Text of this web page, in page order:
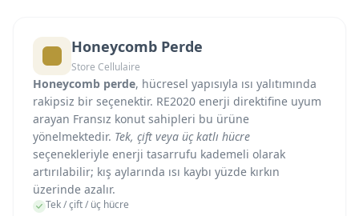
Honeycomb Perde
Store Cellulaire
Honeycomb perde, hücresel yapısıyla ısı yalıtımında
rakipsiz bir seçenektir. RE2020 enerji direktifine uyum
arayan Fransız konut sahipleri bu ürüne
yönelmektedir. Tek, çift veya üç katlı hücre
seçenekleriyle enerji tasarrufu kademeli olarak
artırılabilir; kış aylarında ısı kaybı yüzde kırkın
üzerinde azalır.
Tek / çift / üç hücre